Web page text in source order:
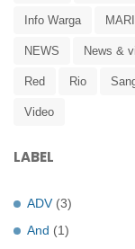
Info Warga
NEWS News &
Red Rio
Video
LABEL
ADV (3)
And (1)